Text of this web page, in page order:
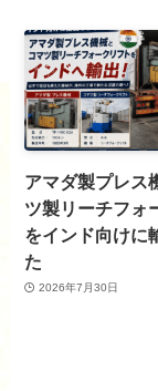
アマダ製プレス
ツ製リーチフォ
をインド向けに
た
2026年7月30日